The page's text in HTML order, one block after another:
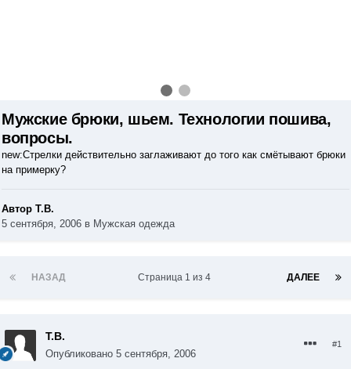
Мужские брюки, шьем. Технологии пошива,
вопросы.
new:Стрелки действительно заглаживают до того как смётывают брюки
на примерку?
Автор Т.В.
5 сентября, 2006 в Мужская одежда
НАЗАД ДАЛЕЕ
Страница 1 из 4
Т.В.
Опубликовано 5 сентября, 2006
#1